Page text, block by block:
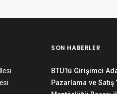
SON HABERLER
BTÜ’lü Girişimci
Pazarlama ve Satış